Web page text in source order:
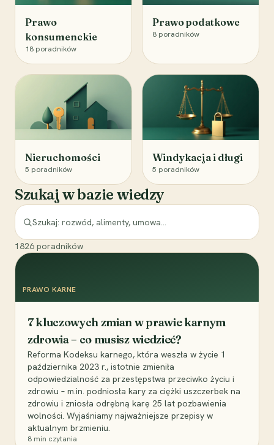
Prawo
konsumenckie
18 poradników
Prawo podatkowe
8 poradników
Nieruchomości
5 poradników
Windykacja i długi
5 poradników
Szukaj w bazie wiedzy
1826 poradników
PRAWO KARNE
7 kluczowych zmian w prawie karnym
zdrowia – co musisz wiedzieć?
Reforma Kodeksu karnego, która weszła w życie 1
października 2023 r., istotnie zmieniła
odpowiedzialność za przestępstwa przeciwko życiu i
zdrowiu – m.in. podniosła kary za ciężki uszczerbek na
zdrowiu i zniosła odrębną karę 25 lat pozbawienia
wolności. Wyjaśniamy najważniejsze przepisy w
aktualnym brzmieniu.
8 min czytania